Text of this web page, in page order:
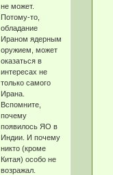
не может.
Потому-то,
обладание
Ираном ядерным
оружием, может
оказаться в
интересах не
только самого
Ирана.
Вспомните,
почему
появилось ЯО в
Индии. И почему
никто (кроме
Китая) особо не
возражал.